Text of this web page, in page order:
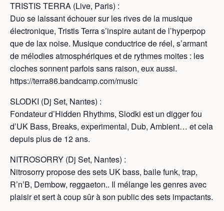
TRISTIS TERRA (Live, Paris) :
Duo se laissant échouer sur les rives de la musique
électronique, Tristis Terra s’inspire autant de l’hyperpop
que de lax noise. Musique conductrice de réel, s’armant
de mélodies atmosphériques et de rythmes moites : les
cloches sonnent parfois sans raison, eux aussi.
https://terra86.bandcamp.com/music
SLODKI (Dj Set, Nantes) :
Fondateur d’Hidden Rhythms, Slodki est un digger fou
d’UK Bass, Breaks, experimental, Dub, Ambient… et cela
depuis plus de 12 ans.
NITROSORRY (Dj Set, Nantes) :
Nitrosorry propose des sets UK bass, baile funk, trap,
R’n’B, Dembow, reggaeton.. Il mélange les genres avec
plaisir et sert à coup sûr à son public des sets impactants.